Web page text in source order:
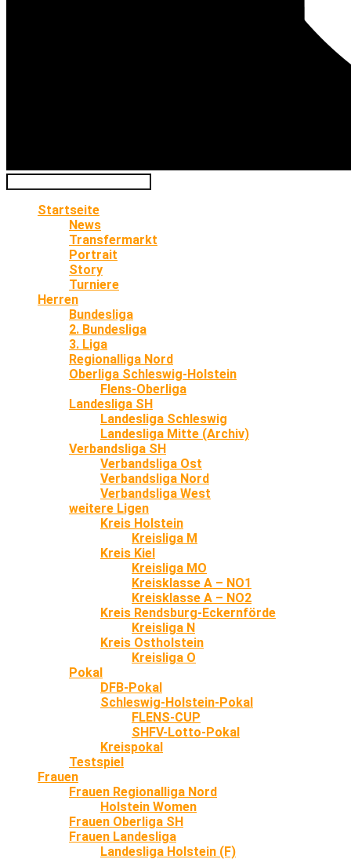
Startseite
News
Transfermarkt
Portrait
Story
Turniere
Herren
Bundesliga
2. Bundesliga
3. Liga
Regionalliga Nord
Oberliga Schleswig-Holstein
Flens-Oberliga
Landesliga SH
Landesliga Schleswig
Landesliga Mitte (Archiv)
Verbandsliga SH
Verbandsliga Ost
Verbandsliga Nord
Verbandsliga West
weitere Ligen
Kreis Holstein
Kreisliga M
Kreis Kiel
Kreisliga MO
Kreisklasse A – NO1
Kreisklasse A – NO2
Kreis Rendsburg-Eckernförde
Kreisliga N
Kreis Ostholstein
Kreisliga O
Pokal
DFB-Pokal
Schleswig-Holstein-Pokal
FLENS-CUP
SHFV-Lotto-Pokal
Kreispokal
Testspiel
Frauen
Frauen Regionalliga Nord
Holstein Women
Frauen Oberliga SH
Frauen Landesliga
Landesliga Holstein (F)